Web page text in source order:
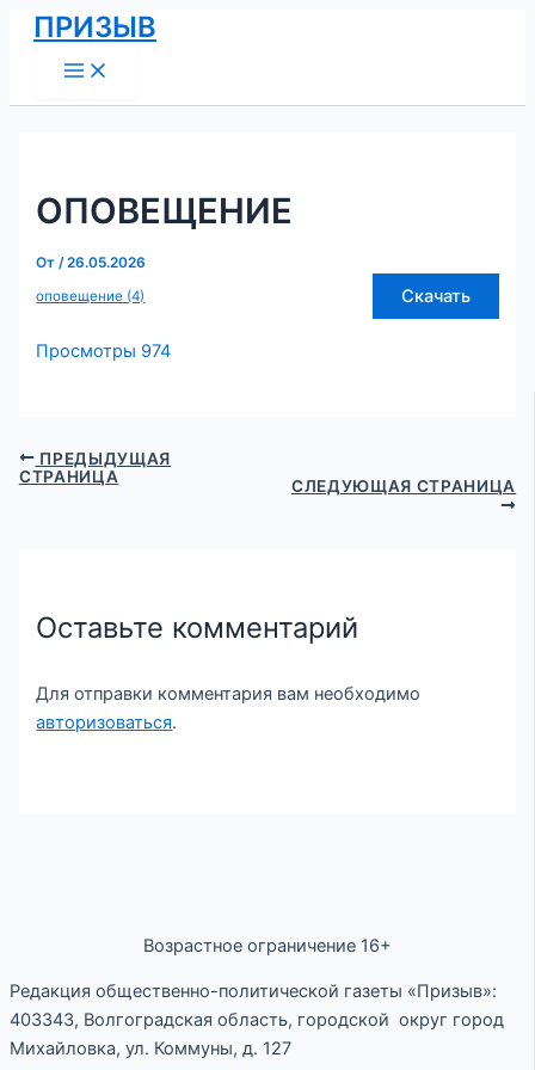
Перейти
содержимому
ПРИЗЫВ
Menu
ОПОВЕЩЕНИЕ
От/26.05.2026
оповещение (4)
Скачать
Просмотры 974
Навигация
по
записям
ПРЕДЫДУЩАЯ
СТРАНИЦА
СЛЕДУЮЩАЯ СТРАНИЦА
Оставьте комментарий
Для отправки комментария вам необходимо
авторизоваться.
Возрастное ограничение 16+
Редакция общественно-политической газеты «Призыв»:
403343, Волгоградская область, городской округ город
Михайловка, ул. Коммуны, д. 127